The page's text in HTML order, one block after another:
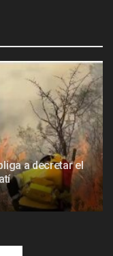
a decretar el